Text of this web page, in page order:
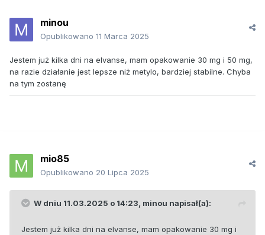
minou
Opublikowano 11 Marca 2025
Jestem już kilka dni na elvanse, mam opakowanie 30 mg i 50 mg,
na razie działanie jest lepsze niż metylo, bardziej stabilne. Chyba
na tym zostanę
mio85
Opublikowano 20 Lipca 2025
W dniu 11.03.2025 o 14:23, minou napisał(a):
Jestem już kilka dni na elvanse, mam opakowanie 30 mg i